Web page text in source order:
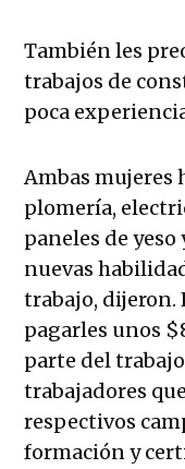
También les
trabajos de
poca
Ambas mujeres
plomería,
paneles de
nuevas
trabajo, dijeron.
pagarles unos
parte del
trabajadores
respectivos
formación y